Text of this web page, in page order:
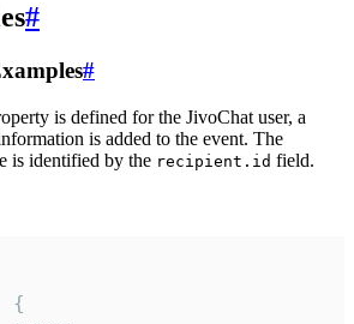
#
#
is defined for the JivoChat user, a
is added to the event. The
is identified by the recipient.id field.